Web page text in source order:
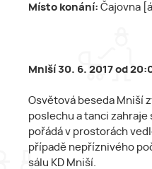
Místo konání: Čajovna
Mniší 30. 6. 2017 od
Osvětová beseda Mniší
poslechu a tanci
pořádá v prostorách
případě nepříznivého
sálu KD Mniší.